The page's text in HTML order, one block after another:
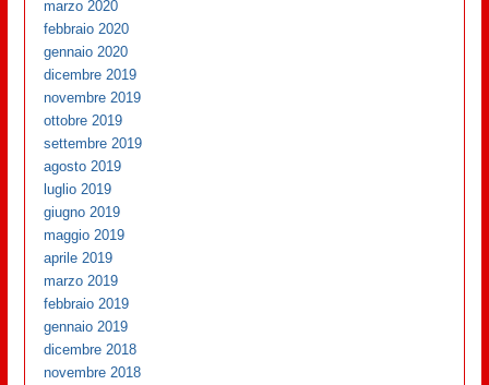
marzo 2020
febbraio 2020
gennaio 2020
dicembre 2019
novembre 2019
ottobre 2019
settembre 2019
agosto 2019
luglio 2019
giugno 2019
maggio 2019
aprile 2019
marzo 2019
febbraio 2019
gennaio 2019
dicembre 2018
novembre 2018